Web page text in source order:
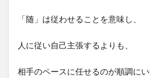
「随」は従わせることを意味し、
人に従い自己主張するよりも、
相手のペースに任せるのが順調に